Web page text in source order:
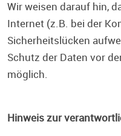
Wir weisen darauf hin,
Internet (z.B. bei der
Sicherheitslücken
Schutz der Daten vor
möglich.
Hinweis zur